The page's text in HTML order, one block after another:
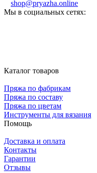
shop@pryazha.online
Мы в социальных сетях:
Каталог товаров
Пряжа по фабрикам
Пряжа по составу
Пряжа по цветам
Инструменты для вязания
Помощь
Доставка и оплата
Контакты
Гарантии
Отзывы